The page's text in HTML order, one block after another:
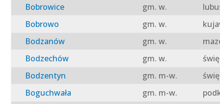
Bobrowice
gm. w.
Bobrowo
gm. w.
Bodzanów
gm. w.
Bodzechów
gm. w.
Bodzentyn
gm. m-w.
Boguchwała
gm. m-w.